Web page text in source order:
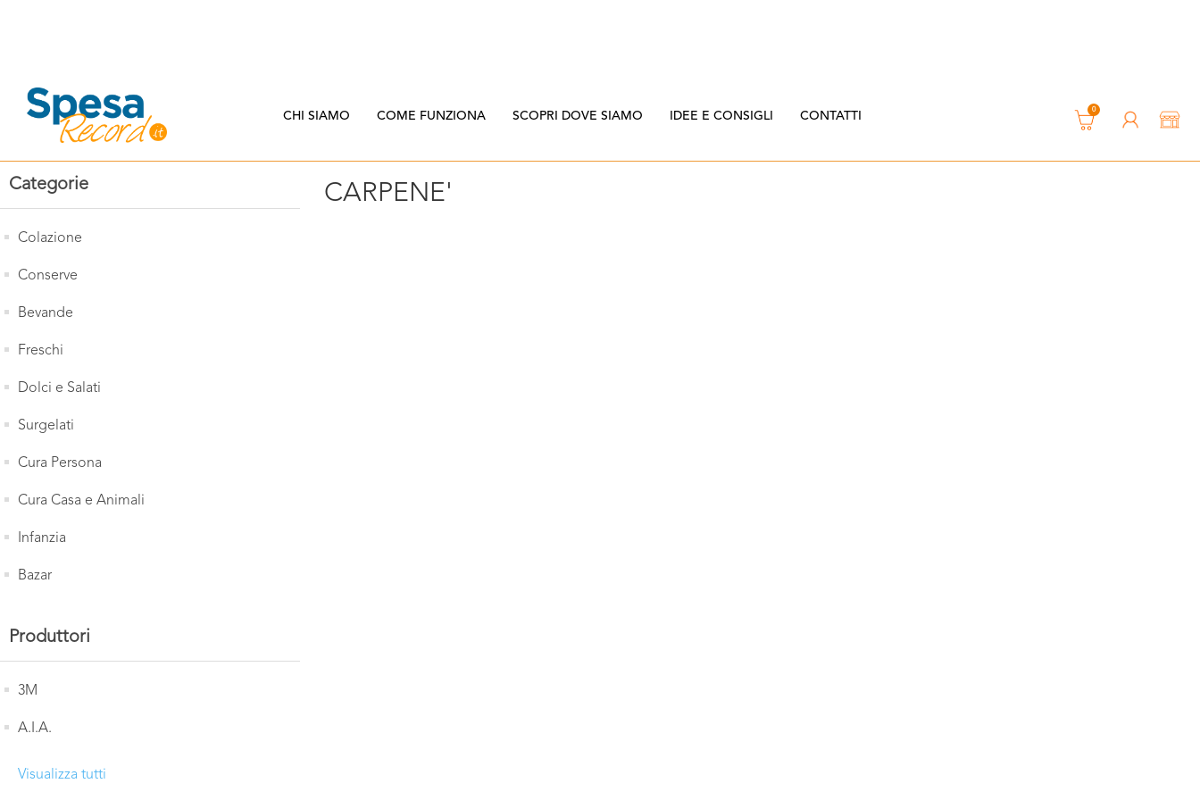
CHI SIAMO COME FUNZIONA SCOPRI DOVE SIAMO IDEE E CONSIGLI CONTATTI 0
Categorie
Colazione
Conserve
Bevande
Freschi
Dolci e Salati
Surgelati
Cura Persona
Cura Casa e Animali
Infanzia
Bazar
Produttori
3M
A.I.A.
Visualizza tutti
CARPENE'